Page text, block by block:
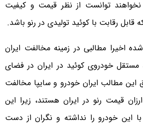
توانست از نظر قیمت و کیفیت
رقابت با کوئید تولیدی در رنو باشد.
اخیرا مطالبی در زمینه مخالفت ایران
مستقل خودروی کوئید در ایران در فضای
مطالب ایران خودرو و سایپا مخالفت
قیمت رنو در ایران هستند، زیرا این
این خودرو را نداشته و نگران از دست